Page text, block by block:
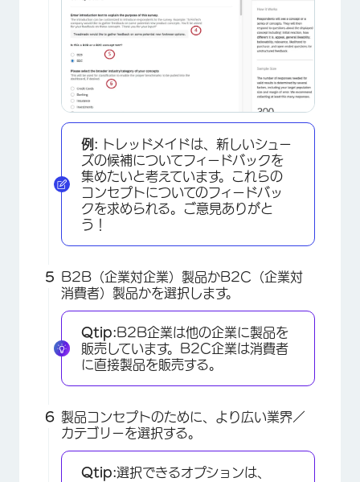
×
例: トレッドメイドは、新しいシュー
ズの候補についてフィードバックを
集めたいと考えています。これらの
コンセプトについてのフィードバッ
クを求められる。ご意見ありがと
う！
B2B（企業対企業）製品かB2C（企業対
消費者）製品かを選択します。
Qtip:B2B企業は他の企業に製品を
販売しています。B2C企業は消費者
に直接製品を販売する。
製品コンセプトのために、より広い業界／
カテゴリーを選択する。
Qtip:選択できるオプションは、